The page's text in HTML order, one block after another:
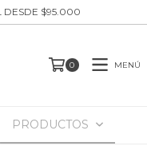
DESDE $95.000
0 MENÚ
PRODUCTOS